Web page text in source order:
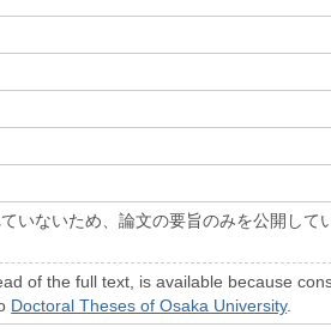
いないため、論文の要旨のみを公開して
of the full text, is available because
Doctoral Theses of Osaka University.